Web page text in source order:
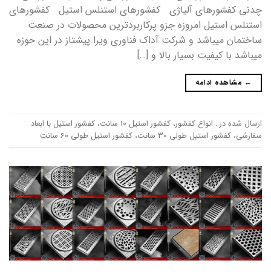
چدنی کفشورهای آلیاژی کفشورهای استنلس استیل کفشورهای
استنلس استیل امروزه جزو پرکاربردترین محصولات در صنعت
ساختمان میباشد و شرکت آداک فناوری ویرا پیشتاز در این حوزه
میباشد با کیفیت بسیار بالا و […]
← مشاهده ادامه
ارسال شده در : انواع کفشور، کفشور استیل 10 سانت ، کفشور استیل با ابعاد
سفارشی، کفشور استیل طولی 30 سانت ، کفشور استیل طولی 60 سانت